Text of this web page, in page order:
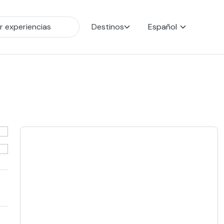
Destinos Español